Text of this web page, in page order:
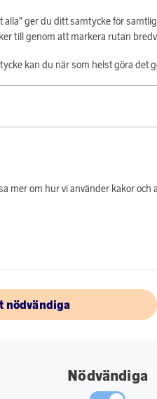
Tjäna 269 poäng
Fat rosa marmor
alla" ger du ditt samtycke för
till genom att markera rutan
kan du när som helst göra det
mer om hur vi använder kakor
nödvändiga
Nödvändiga